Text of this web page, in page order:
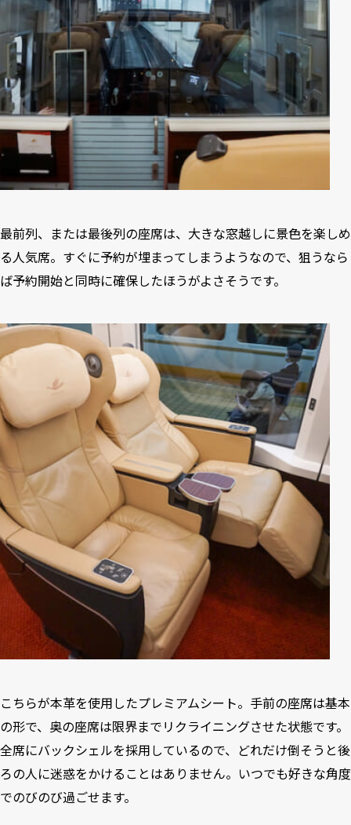
最前列、または最後列の座席は、大きな窓越しに景色を楽しめ
る人気席。すぐに予約が埋まってしまうようなので、狙うなら
ば予約開始と同時に確保したほうがよさそうです。
こちらが本革を使用したプレミアムシート。手前の座席は基本
の形で、奥の座席は限界までリクライニングさせた状態です。
全席にバックシェルを採用しているので、どれだけ倒そうと後
ろの人に迷惑をかけることはありません。いつでも好きな角度
でのびのび過ごせます。